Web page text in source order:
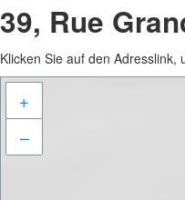
39, Rue
Klicken Sie auf den
+
–